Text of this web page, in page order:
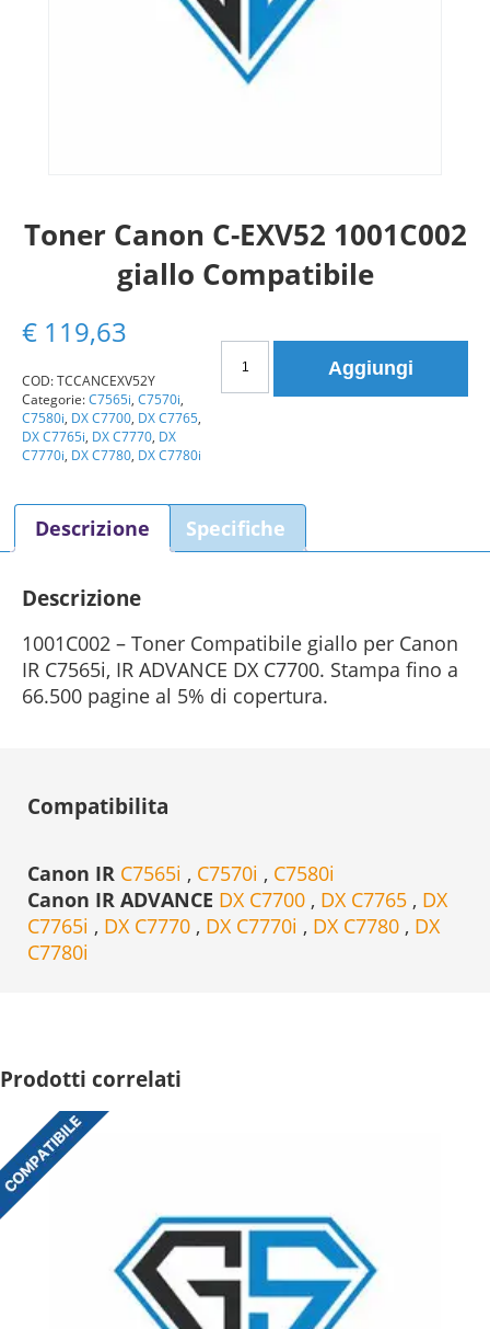
Toner Canon C-EXV52 1001C002
giallo Compatibile
€ 119,63
Canon
Compatibile
quantità
Aggiungi
COD:TCCANCEXV52Y
Categorie:C7565i, C7570i,
C7580i, DX C7700, DX C7765,
DX C7765i, DX C7770, DX
C7770i, DX C7780, DX C7780i
Descrizione Specifiche
Descrizione
1001C002 – Toner Compatibile giallo per Canon
IR C7565i, IR ADVANCE DX C7700. Stampa fino a
66.500 pagine al 5% di copertura.
Compatibilita
Canon IR C7565i , C7570i , C7580i
Canon IR ADVANCE DX C7700 , DX C7765 , DX
C7765i , DX C7770 , DX C7770i , DX C7780 , DX
C7780i
Prodotti correlati